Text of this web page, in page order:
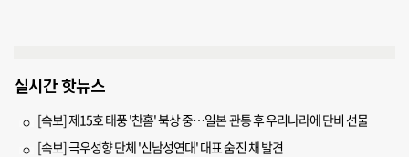
실시간 핫뉴스
[속보] 제15호 태풍 '찬홈' 북상 중…일본 관통 후 우리나라에 단비 선물
[속보] 극우성향 단체 '신남성연대' 대표 숨진 채 발견